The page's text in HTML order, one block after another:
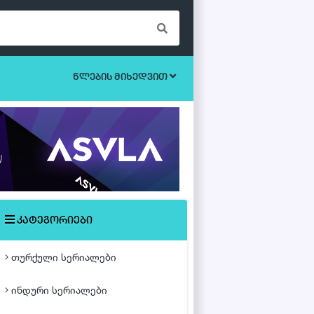
ეროტიული
ისტორიული
მძაფრ-სიუჟეტიანი
წლების მიხედვით
კატეგორიები
თურქული სერიალები
ინდური სერიალები